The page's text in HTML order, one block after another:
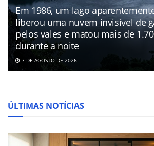
Em 1986, um lago
liberou uma nuvem invisível de
pelos vales e matou mais de
durante a noite
7 DE AGOSTO DE 2026
ÚLTIMAS NOTÍCIAS